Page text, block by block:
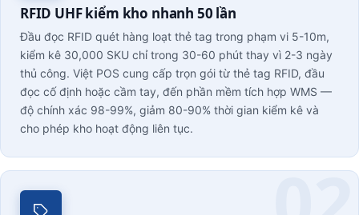
RFID UHF kiểm kho nhanh 50 lần
Đầu đọc RFID quét hàng loạt thẻ tag trong phạm vi 5-10m,
kiểm kê 30,000 SKU chỉ trong 30-60 phút thay vì 2-3 ngày
thủ công. Việt POS cung cấp trọn gói từ thẻ tag RFID, đầu
đọc cố định hoặc cầm tay, đến phần mềm tích hợp WMS —
độ chính xác 98-99%, giảm 80-90% thời gian kiểm kê và
cho phép kho hoạt động liên tục.